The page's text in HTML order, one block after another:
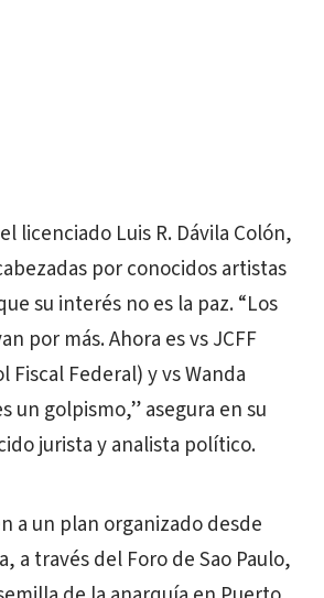
licenciado Luis R. Dávila Colón,
por conocidos artistas
su interés no es la paz. “Los
por más. Ahora es vs JCFF
Fiscal Federal) y vs Wanda
un golpismo,” asegura en su
jurista y analista político.
a un plan organizado desde
a través del Foro de Sao Paulo,